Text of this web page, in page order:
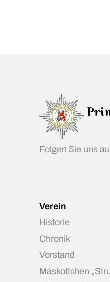
Folgen Sie uns
Verein
Historie
Chronik
Vorstand
Maskottchen